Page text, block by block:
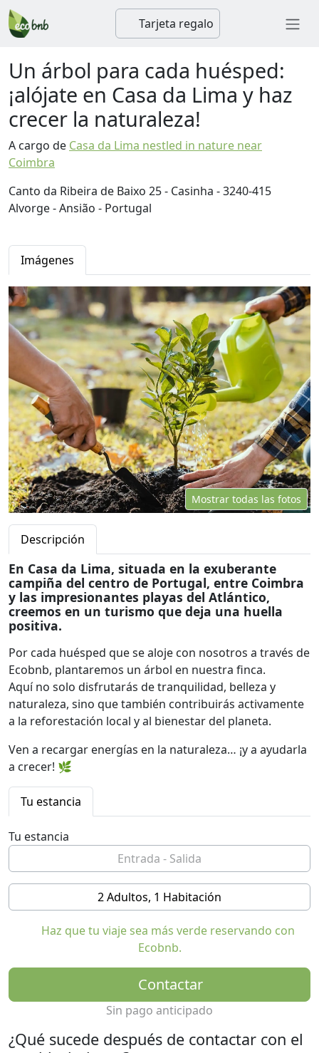
Tarjeta regalo
Un árbol para cada huésped:
¡alójate en Casa da Lima y haz
crecer la naturaleza!
A cargo de Casa da Lima nestled in nature near
Coimbra
Canto da Ribeira de Baixo 25 - Casinha - 3240-415
Alvorge - Ansião - Portugal
Imágenes
Mostrar todas las fotos
Descripción
En Casa da Lima, situada en la exuberante
campiña del centro de Portugal, entre Coimbra
y las impresionantes playas del Atlántico,
creemos en un turismo que deja una huella
positiva.
Por cada huésped que se aloje con nosotros a través de
Ecobnb, plantaremos un árbol en nuestra finca.
Aquí no solo disfrutarás de tranquilidad, belleza y
naturaleza, sino que también contribuirás activamente
a la reforestación local y al bienestar del planeta.
Ven a recargar energías en la naturaleza… ¡y a ayudarla
a crecer! 🌿
Tu estancia
Tu estancia
2 Adultos, 1 Habitación
Haz que tu viaje sea más verde reservando con
Ecobnb.
Contactar
Sin pago anticipado
¿Qué sucede después de contactar con el